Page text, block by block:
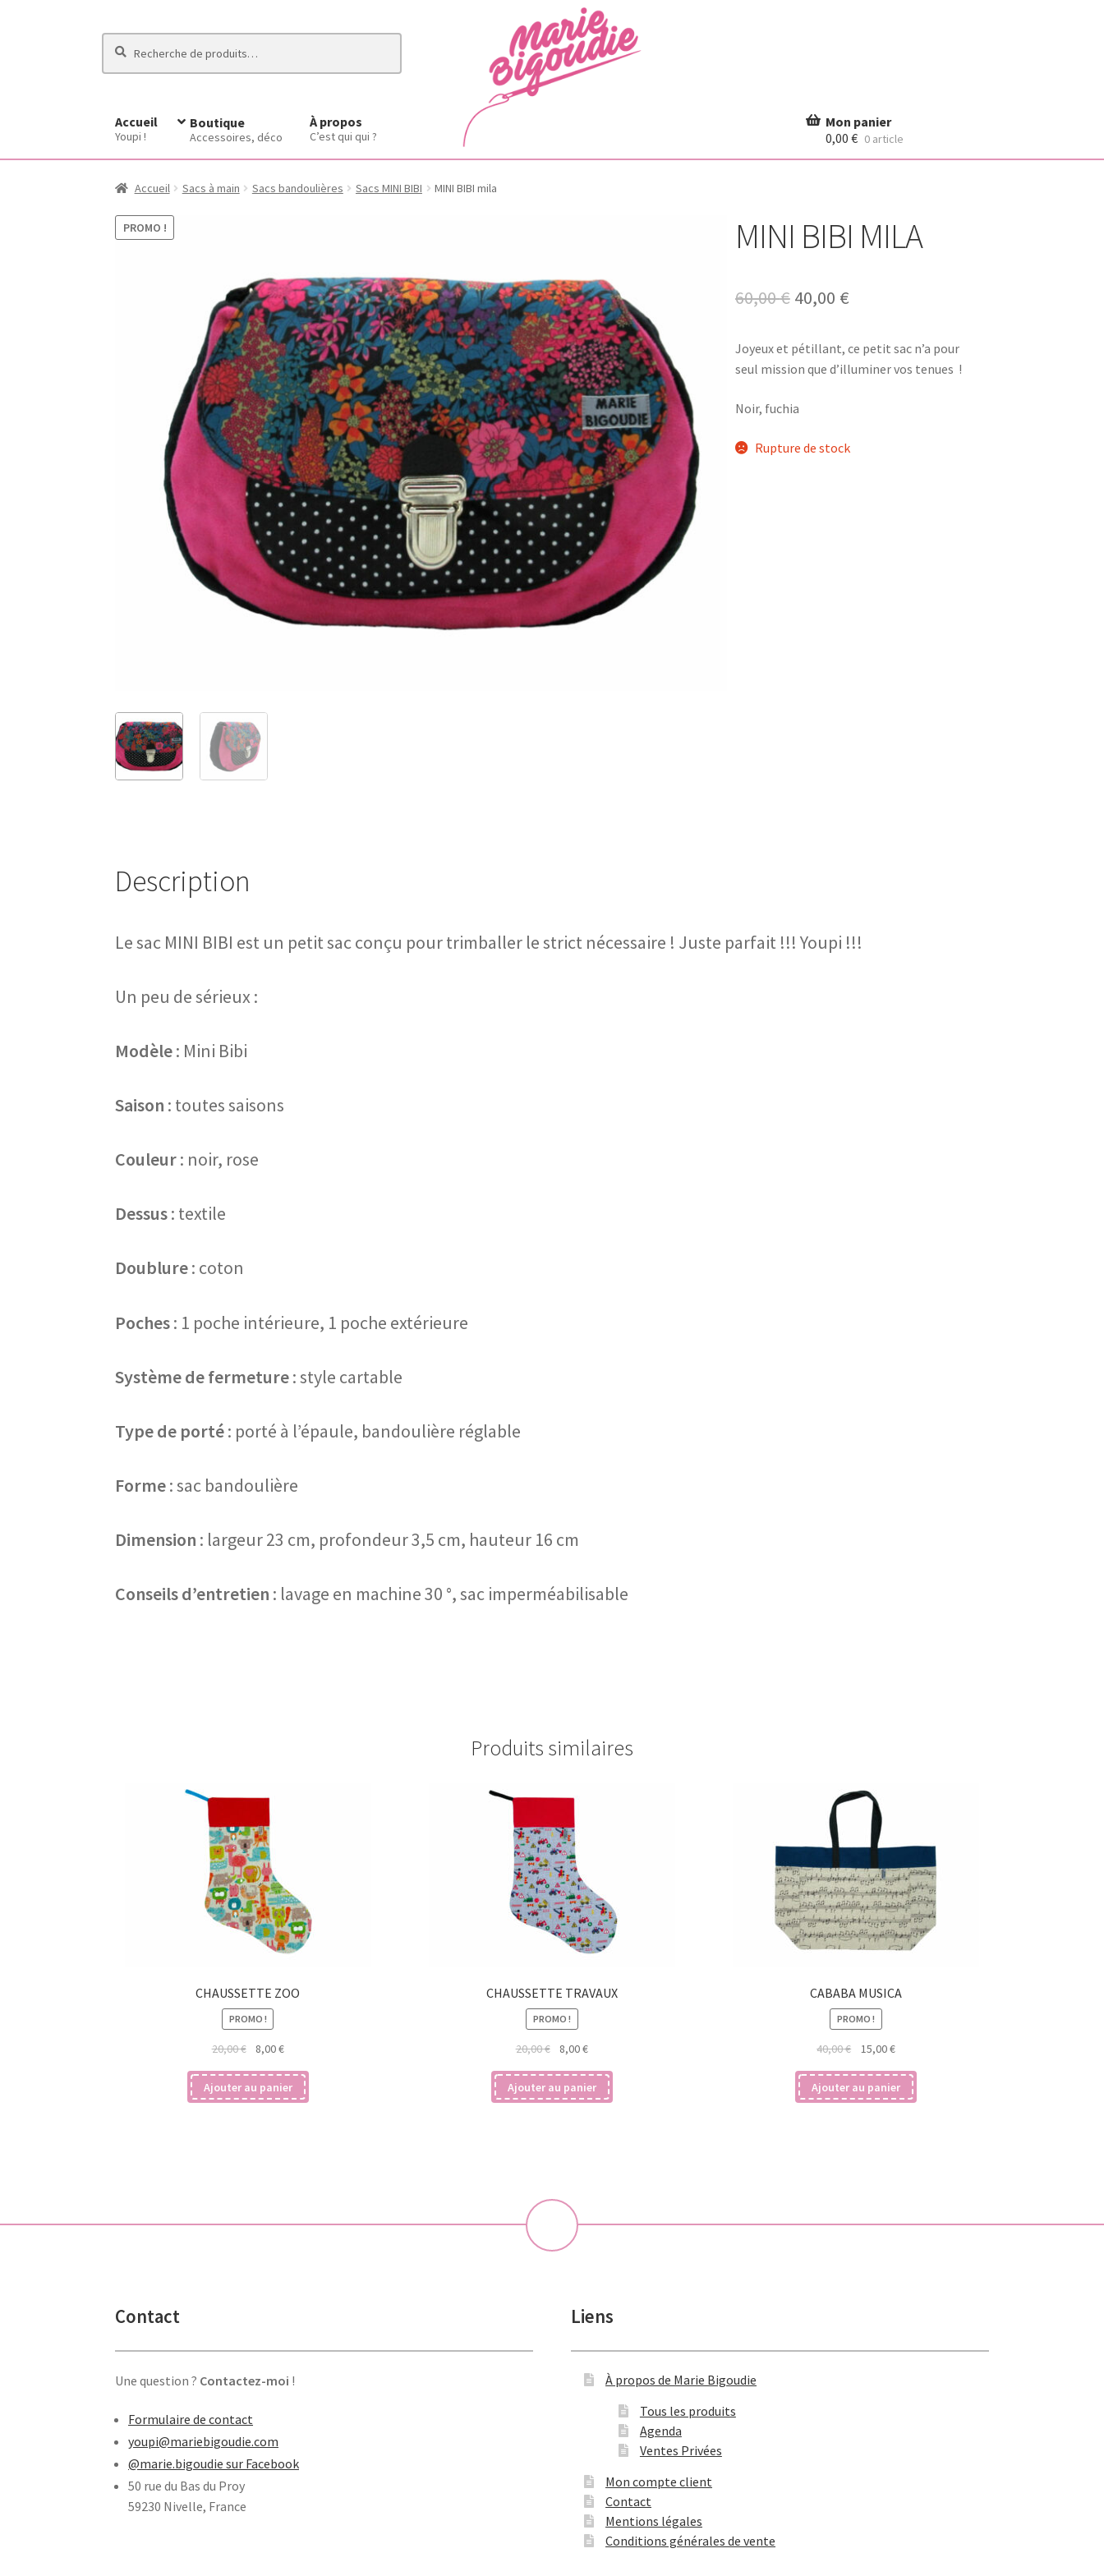
pour :
Accueil
Youpi !
Boutique
Accessoires, déco
À propos
C’est qui qui ? 0,00 € 0 article
Accueil Sacs à main Sacs bandoulières Sacs MINI BIBI MINI BIBI mila
PROMO ! MINI BIBI MILA
60,00€ Le
initial
60,00 €.
40,00 €Le
actuel
Joyeux et pétillant, ce petit sac n’a pour
seul mission que d’illuminer vos tenues !
Noir, fuchia
Rupture de stock
Description
Le sac MINI BIBI est un petit sac conçu pour trimballer le strict nécessaire ! Juste parfait !!! Youpi !!!
Un peu de sérieux :
Modèle: Mini Bibi
Saison : toutes saisons
Couleur: noir, rose
Dessus: textile
Doublure: coton
Poches: 1 poche intérieure, 1 poche extérieure
Système de fermeture: style cartable
Type de porté: porté à l’épaule, bandoulière réglable
Forme: sac bandoulière
Dimension : largeur 23 cm, profondeur 3,5 cm, hauteur 16 cm
Conseils d’entretien : lavage en machine 30 °, sac imperméabilisable
Produits similaires
CHAUSSETTE ZOO
PROMO !
20,00€
Le
initial
était :
8,00€Le
actuel
est :
Ajouter au panier
CHAUSSETTE TRAVAUX
PROMO !
20,00€
Le
initial
était :
8,00€Le
actuel
est :
Ajouter au panier
CABABA MUSICA
PROMO !
40,00€
Le
initial
était :
15,00€Le
actuel
est :
Ajouter au panier
Contact
Une question ? Contactez-moi !
Formulaire de contact
youpi@mariebigoudie.com
@marie.bigoudie sur Facebook
50 rue du Bas du Proy
59230 Nivelle, France
Liens
À propos de Marie Bigoudie
Tous les produits
Agenda
Ventes Privées
Mon compte client
Contact
Mentions légales
Conditions générales de vente